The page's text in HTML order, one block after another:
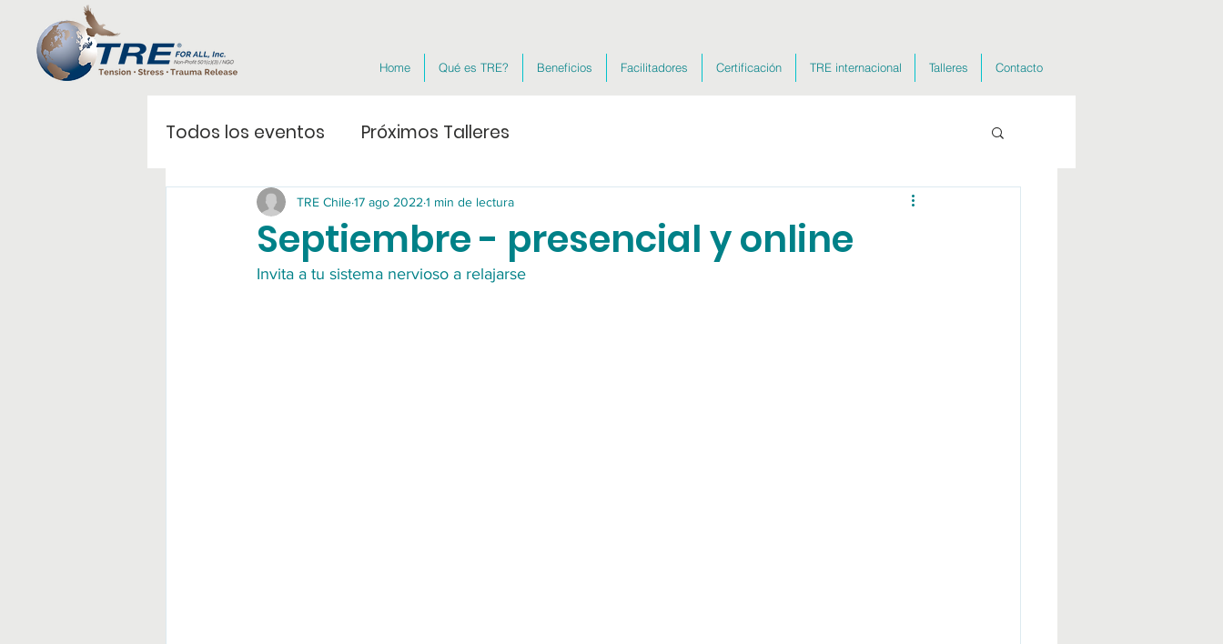
Home Qué es TRE? Beneficios Facilitadores Certificación TRE internacional Talleres Contacto
Todos los eventos Próximos Talleres
Septiembre - presencial y online
TRE Chile17 ago 2022 1 min de lectura
Invita a tu sistema nervioso a relajarse